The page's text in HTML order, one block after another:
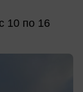
10 по 16